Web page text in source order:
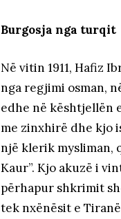
Burgosja nga turqit
Në vitin 1911, Hafiz
nga regjimi osman,
edhe në kështjellën
me zinxhirë dhe kjo
një klerik mysliman,
Kaur”. Kjo akuzë i
përhapur shkrimit
tek nxënësit e